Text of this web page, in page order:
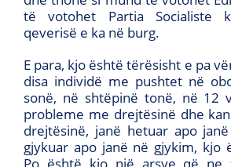
të votohet Partia Socialiste
qeverisë e ka në burg.
E para, kjo është tërësisht e pa
disa individë me pushtet në
sonë, në shtëpinë tonë, në 12
probleme me drejtësinë dhe
drejtësinë, janë hetuar apo
gjykuar apo janë në gjykim, kjo
Po është kjo një arsye që ne